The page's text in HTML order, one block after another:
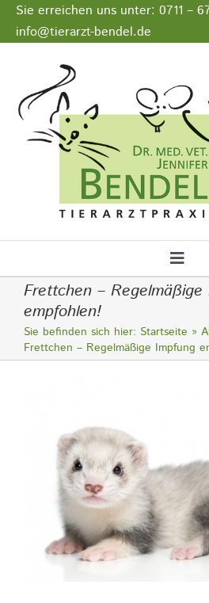
Zum
Inhalt
Sie erreichen uns unter: 0711 –
info@tierarzt-bendel.de
Stellenangebote
Impressum
Datenschutz
Toggle
Startseite
Notfall
Tierhalterinfos
Kontakt
Termine
Frettchen – Regelmäßige
empfohlen!
Sie befinden sich hier: Startseite
Frettchen – Regelmäßige Impfung